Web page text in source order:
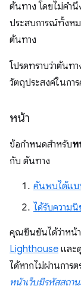
ต้นทาง โดยไม่คำ
ประสบการณ์ทั้งห
ต้นทาง
โปรดทราบว่าต้นท
วัตถุประสงค์ในกา
หน้า
ข้อกำหนดสำหรับห
กับ ต้นทาง
ค้นพบได้แบ
ได้รับความ
คุณยืนยันได้ว่าหน้า
Lighthouse และ
ได้หากไม่ผ่านการ
หน้าเว็บมีรหัสสถาน